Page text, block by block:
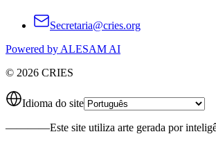
Secretaria@cries.org
Powered by ALESAM AI
© 2026 CRIES
Idioma do site
————Este site utiliza arte gerada por